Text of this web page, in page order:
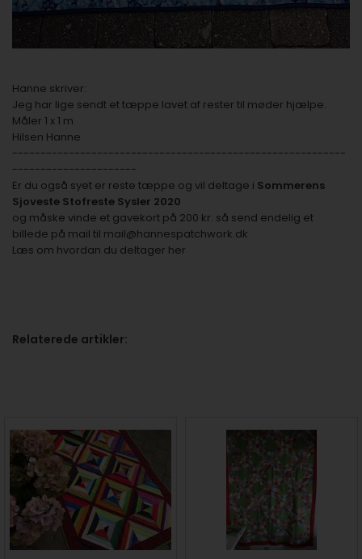
Hanne skriver:
Jeg har lige sendt et tæppe lavet af rester til møder hjælpe.
Måler 1 x 1 m
Hilsen Hanne
-----------------------------------------------------------
----------------------
Er du også syet er reste tæppe og vil deltage i Sommerens
Sjoveste Stofreste Sysler 2020
og måske vinde et gavekort på 200 kr. så send endelig et
billede på mail til mail@hannespatchwork.dk
Læs om hvordan du deltager her
Relaterede artikler: